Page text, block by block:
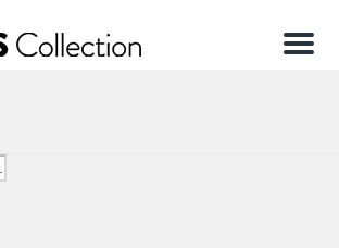
Menu